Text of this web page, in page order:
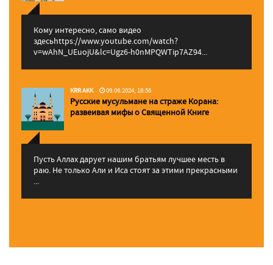
Кому интересно, само видео
здесьhttps://www.youtube.com/watch?
v=wAhN_UEuojU&lc=Ugz6-h0nMPQWTip7AZ94...
KRR AKK 09.06.2024, 18:56
Русские мусульмане на страже Корана:
pазвеивая мифы о Священной Книге
Пусть Аллах дарует нашим братьям лучшее месть в
раю. Не только Али и Иса стоят за этими прекрасными
...